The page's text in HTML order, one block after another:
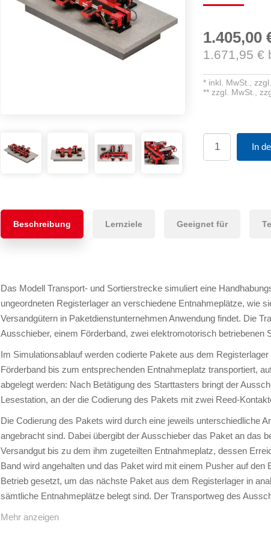
1.405,00
1.671,95 €
* inkl. MwSt.,
**zzgl. MwSt.,
In
Beschreibung Lernziele Geeignet für
Das Modell Transport- und Sortierstrecke simuliert eine
ungeordneten Registerlager an verschiedene Entnahmeplätze, wie
Versandgütern in Paketdienstunternehmen Anwendung findet. Die
Ausschieber, einem Förderband, zwei elektromotorisch betriebenen
Im Simulationsablauf werden codierte Pakete aus dem
Förderband bis zum entsprechenden Entnahmeplatz transportiert,
abgelegt werden: Nach Betätigung des Starttasters bringt der
Lesestation, an der die Codierung des Pakets mit zwei Reed-
Die Codierung des Pakets wird durch eine jeweils unterschiedliche
angebracht sind. Dabei übergibt der Ausschieber das Paket an das
Versandgut bis zu dem ihm zugeteilten Entnahmeplatz, dessen
Band wird angehalten und das Paket wird mit einem Pusher auf
Betrieb gesetzt, um das nächste Paket aus dem Registerlager in
sämtliche Entnahmeplätze belegt sind. Der Transportweg des
Mehr anzeigen